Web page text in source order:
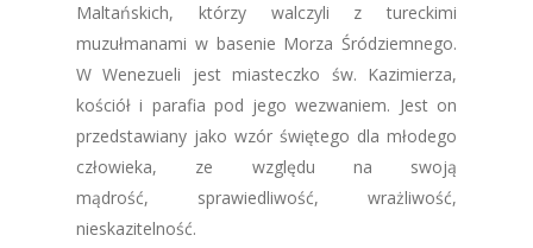
Maltańskich, którzy walczyli z tureckimi
muzułmanami w basenie Morza Śródziemnego.
W Wenezueli jest miasteczko św. Kazimierza,
kościół i parafia pod jego wezwaniem. Jest on
przedstawiany jako wzór świętego dla młodego
człowieka, ze względu na swoją
mądrość, sprawiedliwość, wrażliwość,
nieskazitelność.